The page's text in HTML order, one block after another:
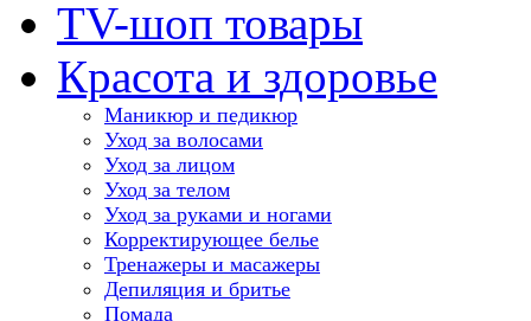
TV-шоп товары
Красота и здоровье
Маникюр и педикюр
Уход за волосами
Уход за лицом
Уход за телом
Уход за руками и ногами
Корректирующее белье
Тренажеры и масажеры
Депиляция и бритье
Помада